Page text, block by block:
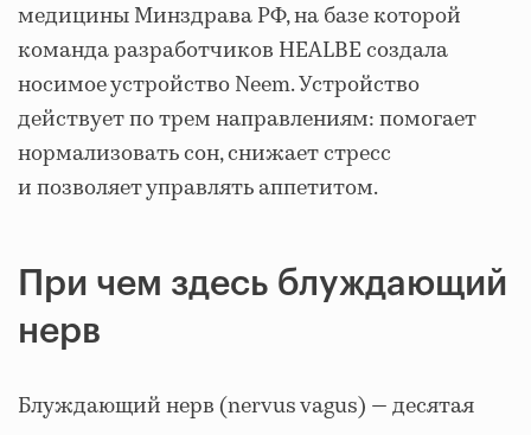
медицины Минздрава РФ, на базе которой
команда разработчиков HEALBE создала
носимое устройство Neem. Устройство
действует по трем направлениям: помогает
нормализовать сон, снижает стресс
и позволяет управлять аппетитом.
При чем здесь блуждающий
нерв
Блуждающий нерв (nervus vagus) — десятая